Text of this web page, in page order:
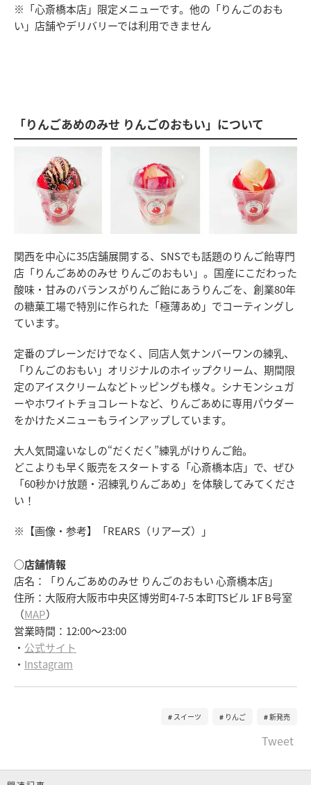
※「心斎橋本店」限定メニューです。他の「りんごのおも
い」店舗やデリバリーでは利用できません
「りんごあめのみせ りんごのおもい」について
関西を中心に35店舗展開する、SNSでも話題のりんご飴専門
店「りんごあめのみせ りんごのおもい」。国産にこだわった
酸味・甘みのバランスがりんご飴にあうりんごを、創業80年
の糖菓工場で特別に作られた「極薄あめ」でコーティングし
ています。
定番のプレーンだけでなく、同店人気ナンバーワンの練乳、
「りんごのおもい」オリジナルのホイップクリーム、期間限
定のアイスクリームなどトッピングも様々。シナモンシュガ
ーやホワイトチョコレートなど、りんごあめに専用パウダー
をかけたメニューもラインアップしています。
大人気間違いなしの“だくだく”練乳がけりんご飴。
どこよりも早く販売をスタートする「心斎橋本店」で、ぜひ
「60秒かけ放題・沼練乳りんごあめ」を体験してみてくださ
い！
※【画像・参考】「REARS（リアーズ）」
○店舗情報
店名：「りんごあめのみせ りんごのおもい 心斎橋本店」
住所：大阪府大阪市中央区博労町4-7-5 本町TSビル 1F B号室
（MAP）
営業時間：12:00～23:00
・ 公式サイト
・ Instagram
スイーツ りんご 新発売
Tweet